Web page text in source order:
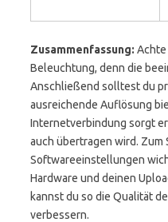
Zusammenfassung:
Beleuchtung, denn die
Anschließend solltest du
ausreichende Auflösung
Internetverbindung sorgt
auch übertragen wird. Zum
Softwareeinstellungen
Hardware und deinen
kannst du so die Qualität
verbessern.